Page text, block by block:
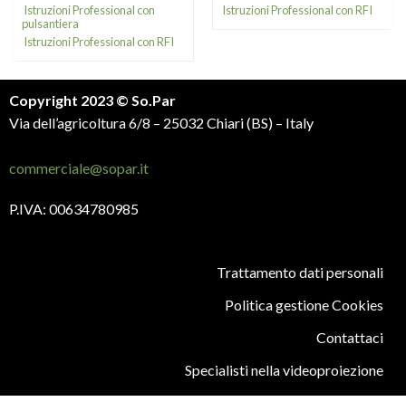
Istruzioni Professional con
pulsantiera
Istruzioni Professional con RFI
Istruzioni Professional con RFI
Copyright 2023 © So.Par
Via dell’agricoltura 6/8 – 25032 Chiari (BS) – Italy
commerciale@sopar.it
P.IVA: 00634780985
Trattamento dati personali
Politica gestione Cookies
Contattaci
Specialisti nella videoproiezione